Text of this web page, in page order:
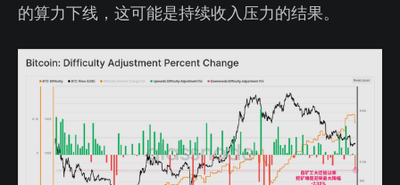
的算力下线，这可能是持续收入压力的结果。